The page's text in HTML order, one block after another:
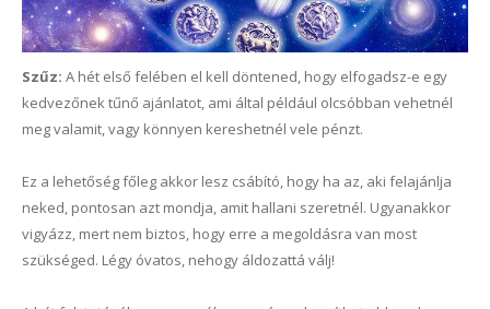
Szűz: A hét első felében el kell döntened, hogy elfogadsz-e egy
kedvezőnek tűnő ajánlatot, ami által például olcsóbban vehetnél
meg valamit, vagy könnyen kereshetnél vele pénzt.
Ez a lehetőség főleg akkor lesz csábító, hogy ha az, aki felajánlja
neked, pontosan azt mondja, amit hallani szeretnél. Ugyanakkor
vigyázz, mert nem biztos, hogy erre a megoldásra van most
szükséged. Légy óvatos, nehogy áldozattá válj!